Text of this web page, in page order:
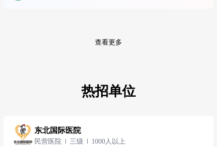
查看更多
热招单位
东北国际医院
民营医院 三级 1000人以上